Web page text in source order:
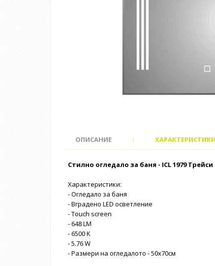
ОПИСАНИЕ | ХАРАКТЕРИСТИКИ
Стилно огледало за баня - ICL 1979 Трейси
Характеристики:
- Огледало за баня
- Вградено LED осветление
- Touch screen
- 648 LM
- 6500 K
- 5.76 W
- Размери на огледалото - 50x70см